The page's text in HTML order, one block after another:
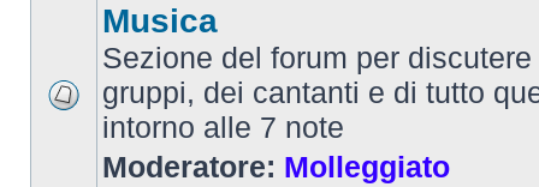
Musica
Sezione del forum per
gruppi, dei cantanti e di tutto
intorno alle 7 note
Moderatore: Molleggiato